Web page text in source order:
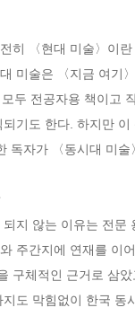
히 〈현대 미술〉이
미술은 〈지금 여기
두 전공자용 책이고
기도 한다. 하지만
독자가 〈동시대 미
지 않는 이유는 전
주간지에 연재를 이
구체적인 근거로 삼
도 막힘없이 한국